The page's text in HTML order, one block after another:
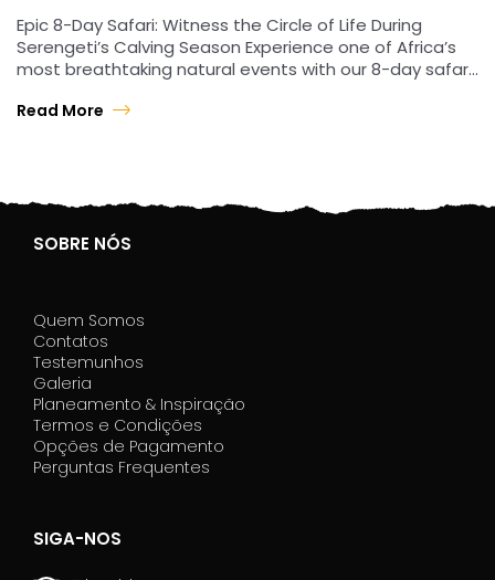
Epic 8-Day Safari: Witness the Circle of Life During
Serengeti’s Calving Season Experience one of Africa’s
most breathtaking natural events with our 8-day safari,
Read More
SOBRE NÓS
Quem Somos
Contatos
Testemunhos
Galeria
Planeamento & Inspiração
Termos e Condições
Opções de Pagamento
Perguntas Frequentes
SIGA-NOS